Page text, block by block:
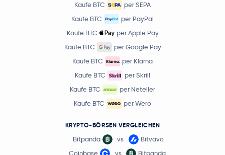
Kaufe BTC
per SEPA
Kaufe BTC
per PayPal
Kaufe BTC
per Apple Pay
Kaufe BTC
per Google Pay
Kaufe BTC
per Klarna
Kaufe BTC
per Skrill
Kaufe BTC
per Neteller
Kaufe BTC
per Wero
KRYPTO-BÖRSEN VERGLEICHEN
Bitpanda vs
Bitvavo
Coinbase
vs
Bitpanda